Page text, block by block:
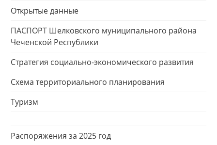
Открытые данные
ПАСПОРТ Шелковского муниципального района
Чеченской Республики
Стратегия социально-экономического развития
Схема территориального планирования
Туризм
Распоряжения за 2025 год